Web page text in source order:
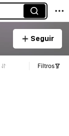
Seguir
Filtros